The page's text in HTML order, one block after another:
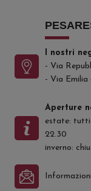
I nostri
- Via
- Via Emilia
Aperture
estate: tutti
22.30
inverno: